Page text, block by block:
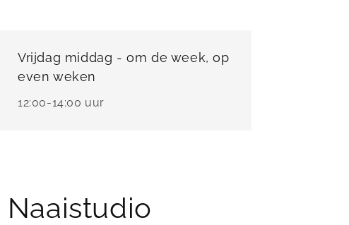
Vrijdag middag - om de week, op
even weken
12:00-14:00 uur
Naaistudio